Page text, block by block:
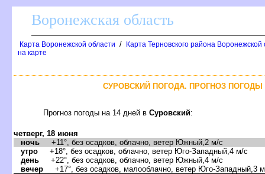
оронежская область
Карта Воронежской области /
Карта Терновского района
на карте
СУРОВСКИЙ ПОГОДА. ПРОГНОЗ
Прогноз погоды на 14 дней Суровский:
четверг, 18 июня
ночь +11°, без осадков, облачно, ветер Южный,2 м/с
утро +18°, без осадков, облачно, ветер Юго-Западный,4 м/с
день +22°, без осадков, облачно, ветер Южный,4 м/с
ечер +17°, без осадков, малооблачно, ветер Юго-Западный,3